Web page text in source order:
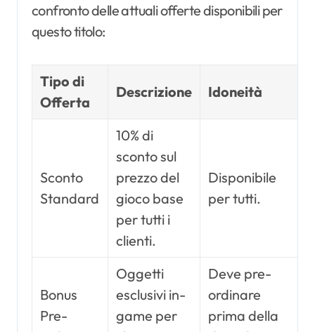
confronto delle attuali offerte disponibili per
questo titolo:
Tipo di
Offerta
Descrizione Idoneità
Sconto
Standard
10% di
sconto sul
prezzo del
gioco base
per tutti i
clienti.
Disponibile
per tutti.
Bonus
Pre-
Oggetti
esclusivi in-
game per
Deve pre-
ordinare
prima della